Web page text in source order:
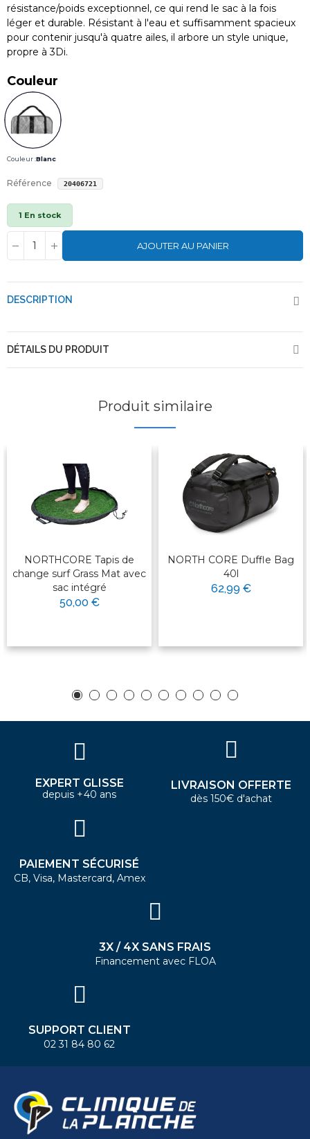
résistance/poids exceptionnel, ce qui rend le sac à la fois
léger et durable. Résistant à l'eau et suffisamment spacieux
pour contenir jusqu'à quatre ailes, il arbore un style unique,
propre à 3Di.
Couleur
Couleur :Blanc
Référence 20406721
1 En stock
AJOUTER AU PANIER
DESCRIPTION
DÉTAILS DU PRODUIT
Produit similaire
NORTHCORE Tapis de
change surf Grass Mat avec
sac intégré
50,00 €
NORTH CORE Duffle Bag
40l
62,99 €
EXPERT GLISSE
depuis +40 ans
LIVRAISON OFFERTE
dès 150€ d'achat
PAIEMENT SÉCURISÉ
CB, Visa, Mastercard, Amex
3X / 4X SANS FRAIS
Financement avec FLOA
SUPPORT CLIENT
02 31 84 80 62